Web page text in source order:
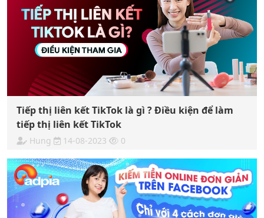
Tiếp thị liên kết TikTok là gì ? Điều kiện để làm
tiếp thị liên kết TikTok
Hung 14-08-2023 0